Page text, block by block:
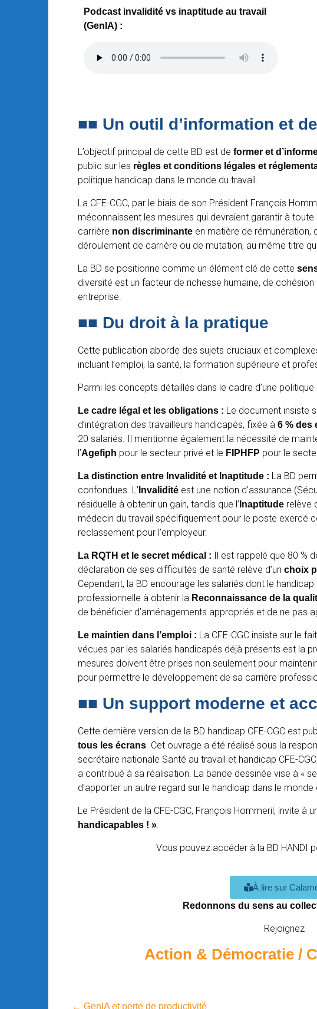
Podcast invalidité vs inaptitude au travail
(GenIA) :
■■ Un outil d’information et
L’objectif principal de cette BD est de former et
public sur les règles et conditions légales et
politique handicap dans le monde du travail.
La CFE-CGC, par le biais de son Président François
méconnaissent les mesures qui devraient garantir à
carrière non discriminante en matière de rémunération,
déroulement de carrière ou de mutation, au même titre
La BD se positionne comme un élément clé de cette
diversité est un facteur de richesse humaine, de
entreprise.
■■ Du droit à la pratique
Cette publication aborde des sujets cruciaux et
incluant l’emploi, la santé, la formation supérieure et
Parmi les concepts détaillés dans le cadre d’une
Le cadre légal et les obligations : Le document insiste
d’intégration des travailleurs handicapés, fixée à 6 % des
20 salariés. Il mentionne également la nécessité de
l’Agefiph pour le secteur privé et le FIPHFP pour le
La distinction entre Invalidité et Inaptitude : La BD
confondues. L’ Invalidité est une notion d’assurance
résiduelle à obtenir un gain, tandis que l’ Inaptitude relève
médecin du travail spécifiquement pour le poste exercé
reclassement pour l’employeur.
La RQTH et le secret médical : Il est rappelé que 80 %
déclaration de ses difficultés de santé relève d’un choix
Cependant, la BD encourage les salariés dont le
professionnelle à obtenir la Reconnaissance de la
de bénéficier d’aménagements appropriés et de ne pas
Le maintien dans l’emploi : La CFE-CGC insiste sur le
vécues par les salariés handicapés déjà présents est la
mesures doivent être prises non seulement pour
pour permettre le développement de sa carrière
■■ Un support moderne et
Cette dernière version de la BD handicap CFE-CGC est
tous les écrans. Cet ouvrage a été réalisé sous la
secrétaire nationale Santé au travail et handicap CFE-
a contribué à sa réalisation. La bande dessinée vise à «
d’apporter un autre regard sur le handicap dans le monde
Le Président de la CFE-CGC, François Hommeril, invite à
handicapables ! ».
Vous pouvez accéder à la BD HANDI
À lire sur
Redonnons du sens au
Rejoignez
Action & Démocratie /
← GenIA et perte de productivité